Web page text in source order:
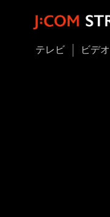
テレビ ビデオ